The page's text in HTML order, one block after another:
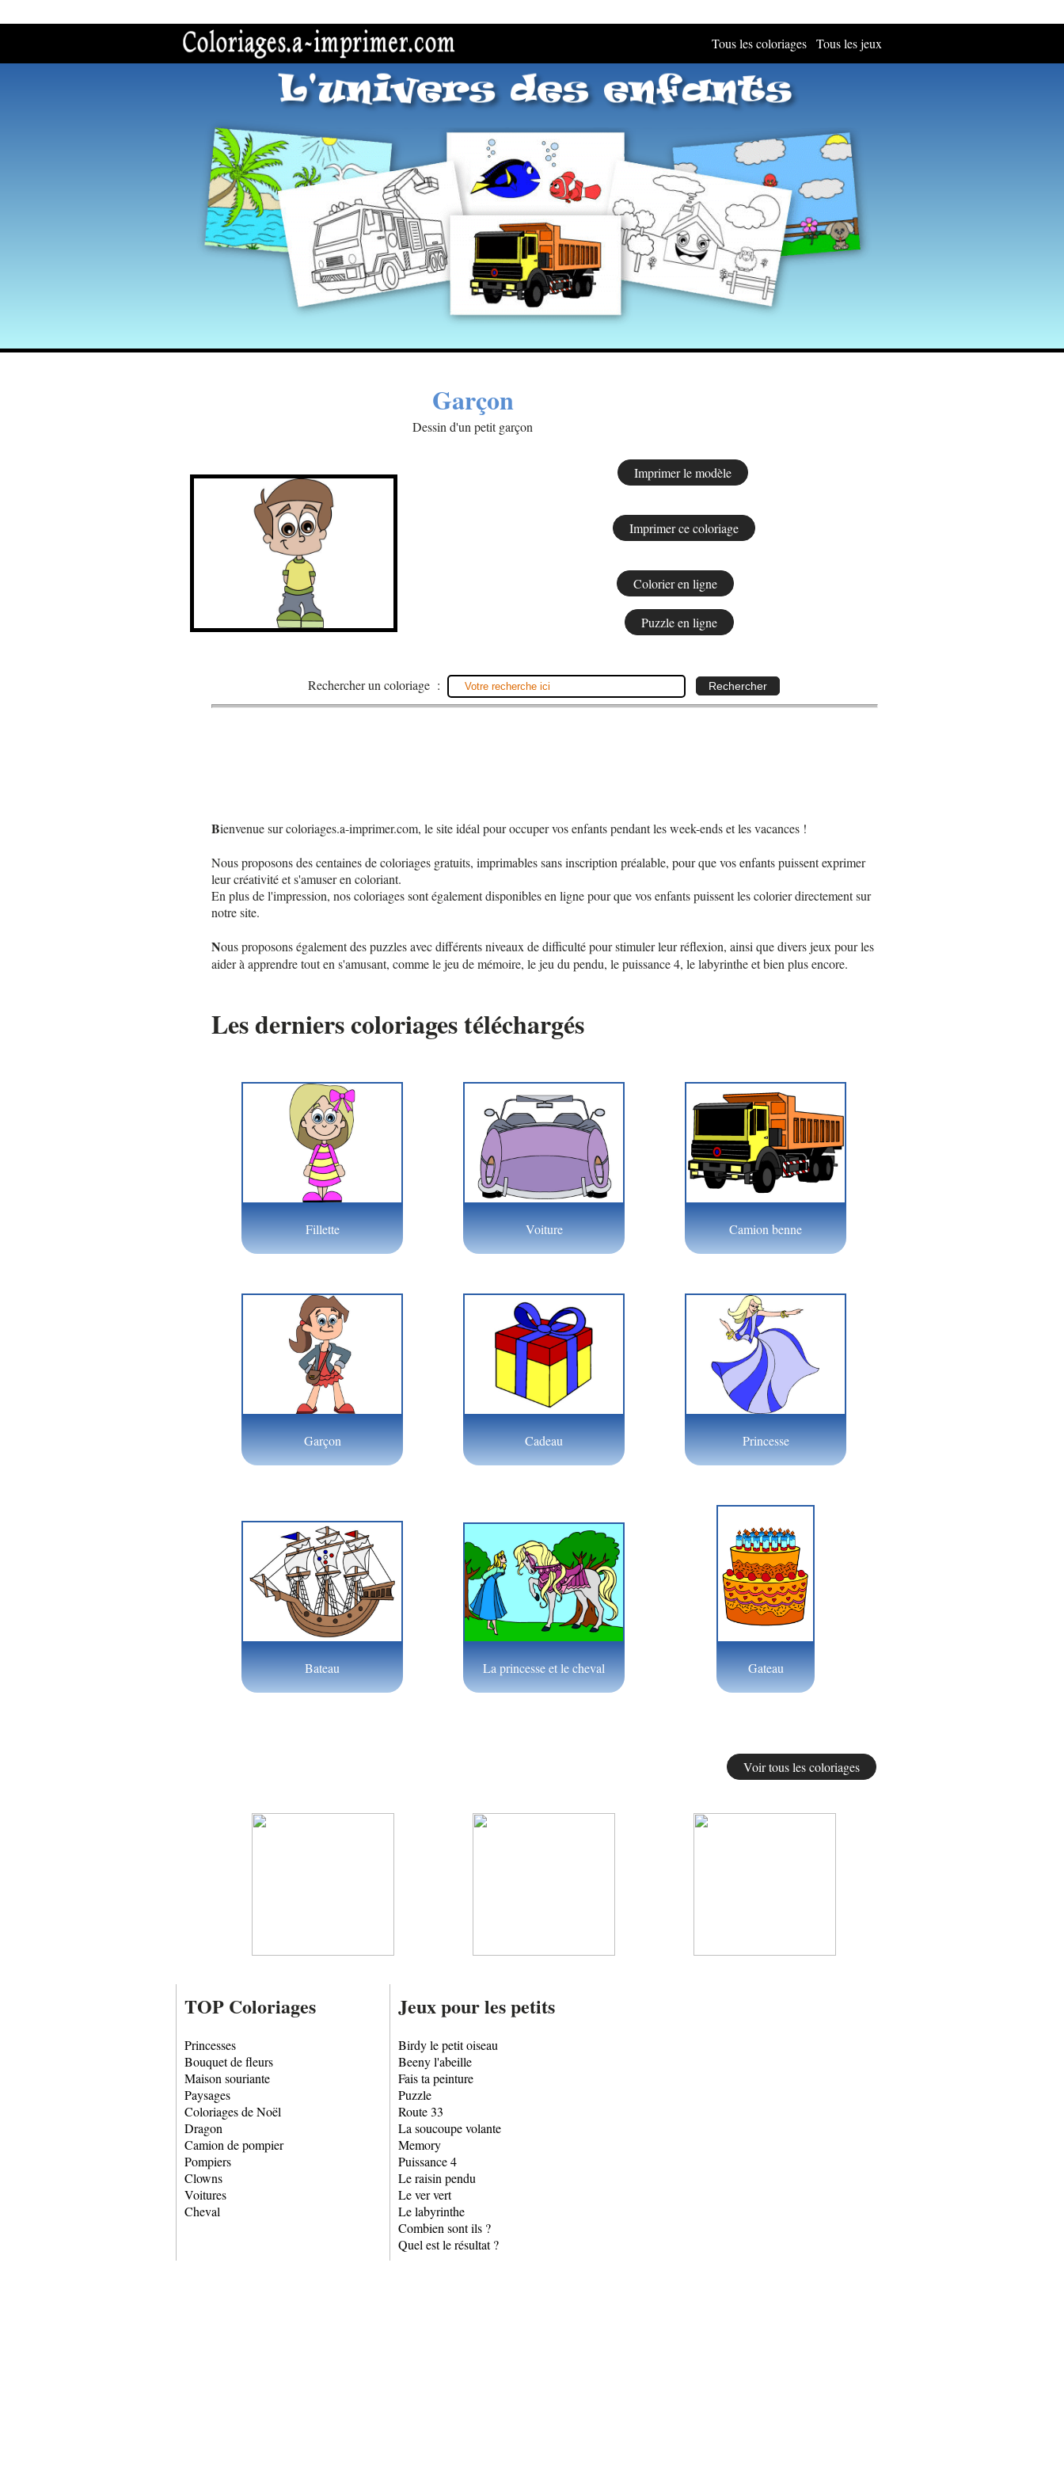
Tous les coloriages Tous les jeux
Garçon
Dessin d'un petit garçon
Rechercher un coloriage :
Bienvenue sur coloriages.a-imprimer.com, le site idéal pour occuper vos enfants pendant les week-ends et les vacances !
Nous proposons des centaines de coloriages gratuits, imprimables sans inscription préalable, pour que vos enfants puissent exprimer
leur créativité et s'amuser en coloriant.
En plus de l'impression, nos coloriages sont également disponibles en ligne pour que vos enfants puissent les colorier directement sur
notre site.
Nous proposons également des puzzles avec différents niveaux de difficulté pour stimuler leur réflexion, ainsi que divers jeux pour les
aider à apprendre tout en s'amusant, comme le jeu de mémoire, le jeu du pendu, le puissance 4, le labyrinthe et bien plus encore.
Les derniers coloriages téléchargés
Fillette Voiture Camion benne
Garçon Cadeau Princesse
Bateau La princesse et le cheval Gateau
TOP Coloriages
Princesses
Bouquet de fleurs
Maison souriante
Paysages
Coloriages de Noël
Dragon
Camion de pompier
Pompiers
Clowns
Voitures
Cheval
Jeux pour les petits
Birdy le petit oiseau
Beeny l'abeille
Fais ta peinture
Puzzle
Route 33
La soucoupe volante
Memory
Puissance 4
Le raisin pendu
Le ver vert
Le labyrinthe
Combien sont ils ?
Quel est le résultat ?